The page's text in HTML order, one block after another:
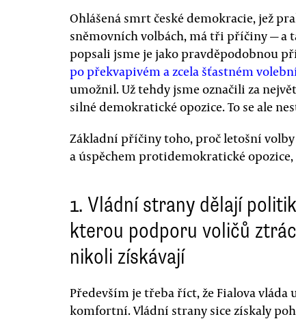
Ohlášená smrt české demokracie, jež
sněmovních volbách, má tři příčiny — a
popsali jsme je jako pravděpodobnou
po překvapivém a zcela šťastném
umožnil. Už tehdy jsme označili za
silné demokratické opozice. To se ale
Základní příčiny toho, proč letošní
a úspěchem protidemokratické
1. Vládní strany dělají
kterou podporu voličů
nikoli získávají
Především je třeba říct, že Fialova
komfortní. Vládní strany sice získaly